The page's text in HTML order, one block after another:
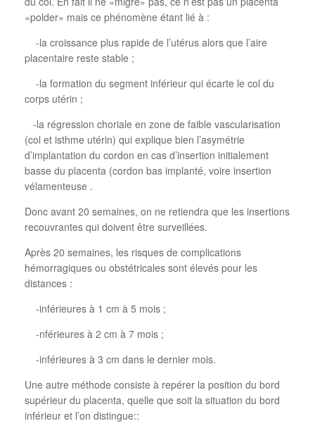
«polder» mais ce phénomène étant lié à :
-la croissance plus rapide de l’utérus alors que l’aire
placentaire reste stable ;
-la formation du segment inférieur qui écarte le col du
corps utérin ;
-la régression choriale en zone de faible vascularisation
(col et isthme utérin) qui explique bien l’asymétrie
d’implantation du cordon en cas d’insertion initialement
basse du placenta (cordon bas implanté, voire insertion
vélamenteuse .
Donc avant 20 semaines, on ne retiendra que les insertions
recouvrantes qui doivent être surveillées.
Après 20 semaines, les risques de complications
hémorragiques ou obstétricales sont élevés pour les
distances :
-inférieures à 1 cm à 5 mois ;
-nférieures à 2 cm à 7 mois ;
-inférieures à 3 cm dans le dernier mois.
Une autre méthode consiste à repérer la position du bord
supérieur du placenta, quelle que soit la situation du bord
inférieur et l’on distingue::